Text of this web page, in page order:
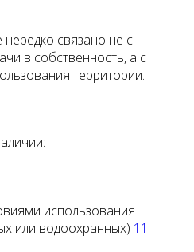
связано не с
в собственность, а с
территории.
использования
или водоохранных) 11 .